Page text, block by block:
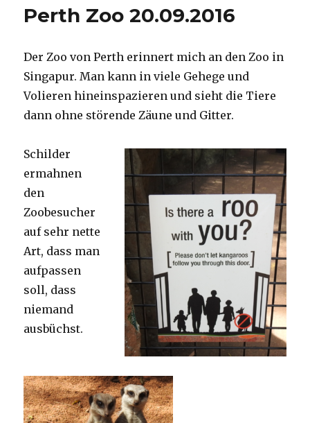
Perth
Perth Zoo 20.09.2016
Der Zoo von Perth erinnert mich an den Zoo in
Singapur. Man kann in viele Gehege und
Volieren hineinspazieren und sieht die Tiere
dann ohne störende Zäune und Gitter.
Schilder
ermahnen
den
Zoobesucher
auf sehr nette
Art, dass man
aufpassen
soll, dass
niemand
ausbüchst.